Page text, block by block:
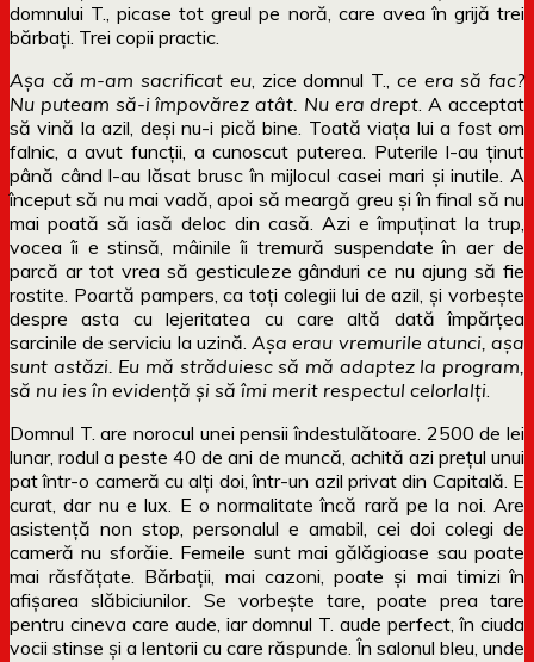
domnului T., picase tot greul pe noră, care avea în grijă trei
bărbați. Trei copii practic.
Așa că m-am sacrificat eu, zice domnul T., ce era să fac?
Nu puteam să-i împovărez atât. Nu era drept . A acceptat
să vină la azil, deși nu-i pică bine. Toată viața lui a fost om
falnic, a avut funcții, a cunoscut puterea. Puterile l-au ținut
până când l-au lăsat brusc în mijlocul casei mari și inutile. A
început să nu mai vadă, apoi să meargă greu și în final să nu
mai poată să iasă deloc din casă. Azi e împuținat la trup,
vocea îi e stinsă, mâinile îi tremură suspendate în aer de
parcă ar tot vrea să gesticuleze gânduri ce nu ajung să fie
rostite. Poartă pampers, ca toți colegii lui de azil, și vorbește
despre asta cu lejeritatea cu care altă dată împărțea
sarcinile de serviciu la uzină.Așa erau vremurile atunci, așa
sunt astăzi. Eu mă străduiesc să mă adaptez la program,
să nu ies în evidență și să îmi merit respectul celorlalți
Domnul T. are norocul unei pensii îndestulătoare. 2500 de lei
lunar, rodul a peste 40 de ani de muncă, achită azi prețul unui
pat într-o cameră cu alți doi, într-un azil privat din Capitală. E
curat, dar nu e lux. E o normalitate încă rară pe la noi. Are
asistență non stop, personalul e amabil, cei doi colegi de
cameră nu sforăie. Femeile sunt mai gălăgioase sau poate
mai răsfățate. Bărbații, mai cazoni, poate și mai timizi în
afișarea slăbiciunilor. Se vorbește tare, poate prea tare
pentru cineva care aude, iar domnul T. aude perfect, în ciuda
vocii stinse și a lentorii cu care răspunde. În salonul bleu, unde